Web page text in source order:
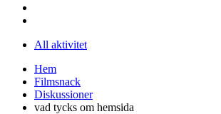
All aktivitet
Hem
Filmsnack
Diskussioner
vad tycks om hemsida